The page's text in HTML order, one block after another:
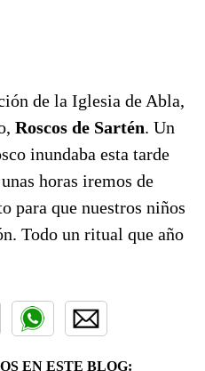
de la Iglesia de Abla,
Roscos de Sartén. Un
inundaba esta tarde
horas iremos de
para que nuestros niños
Todo un ritual que año
EN ESTE BLOG: